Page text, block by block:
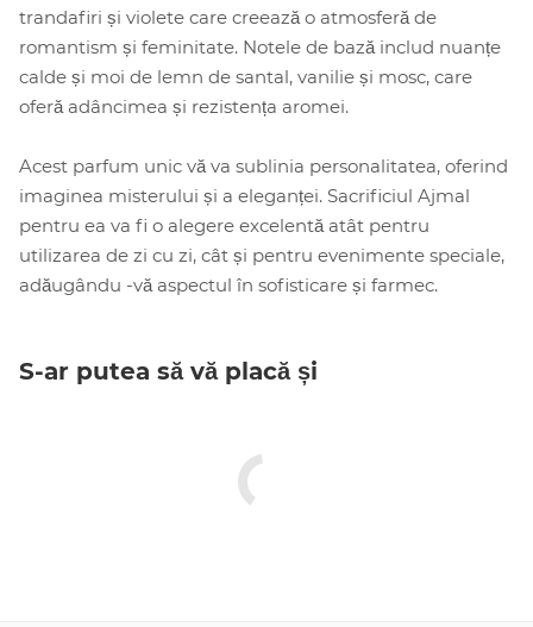
trandafiri și violete care creează o atmosferă de
romantism și feminitate. Notele de bază includ nuanțe
calde și moi de lemn de santal, vanilie și mosc, care
oferă adâncimea și rezistența aromei.
Acest parfum unic vă va sublinia personalitatea, oferind
imaginea misterului și a eleganței. Sacrificiul Ajmal
pentru ea va fi o alegere excelentă atât pentru
utilizarea de zi cu zi, cât și pentru evenimente speciale,
adăugându -vă aspectul în sofisticare și farmec.
S-ar putea să vă placă și